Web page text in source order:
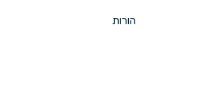
הורות